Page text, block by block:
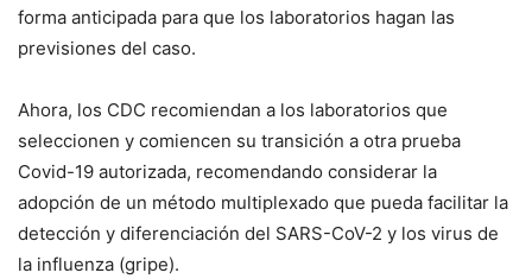
forma anticipada para que los laboratorios hagan las
previsiones del caso.
Ahora, los CDC recomiendan a los laboratorios que
seleccionen y comiencen su transición a otra prueba
Covid-19 autorizada, recomendando considerar la
adopción de un método multiplexado que pueda facilitar la
detección y diferenciación del SARS-CoV-2 y los virus de
la influenza (gripe).